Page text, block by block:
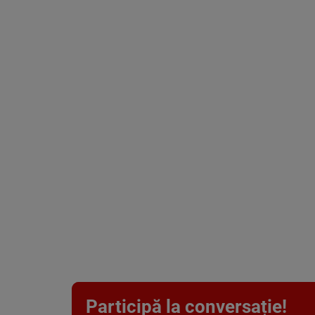
Participă la conversație!